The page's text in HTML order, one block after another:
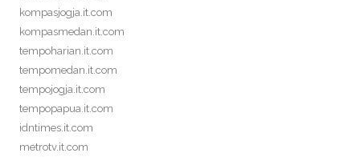
kompasjogja.it.com
kompasmedan.it.com
tempoharian.it.com
tempomedan.it.com
tempojogja.it.com
tempopapua.it.com
idntimes.it.com
metrotv.it.com